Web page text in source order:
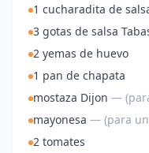
1 cucharadita de
3 gotas de salsa
2 yemas de huevo
1 pan de chapata
mostaza Dijon —
mayonesa — (para
2 tomates